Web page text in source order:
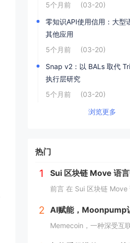
5个月前
(03-20)
零知识API使用信用：大型
其他应用
5个月前
(03-20)
Snap v2：以 BALs 取代
执行层研究
5个月前
(03-20)
浏览更多
热门
1
2